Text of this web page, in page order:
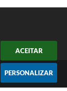
ACEITAR
PERSONALIZAR